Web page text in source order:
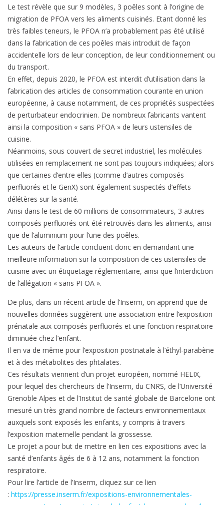
Le test révèle que sur 9 modèles, 3 poêles sont à l’origine de
migration de PFOA vers les aliments cuisinés. Etant donné les
très faibles teneurs, le PFOA n’a probablement pas été utilisé
dans la fabrication de ces poêles mais introduit de façon
accidentelle lors de leur conception, de leur conditionnement ou
du transport.
En effet, depuis 2020, le PFOA est interdit d’utilisation dans la
fabrication des articles de consommation courante en union
européenne, à cause notamment, de ces propriétés suspectées
de perturbateur endocrinien. De nombreux fabricants vantent
ainsi la composition « sans PFOA » de leurs ustensiles de
cuisine.
Néanmoins, sous couvert de secret industriel, les molécules
utilisées en remplacement ne sont pas toujours indiquées; alors
que certaines d’entre elles (comme d’autres composés
perfluorés et le GenX) sont également suspectés d’effets
délétères sur la santé.
Ainsi dans le test de 60 millions de consommateurs, 3 autres
composés perfluorés ont été retrouvés dans les aliments, ainsi
que de l’aluminium pour l’une des poêles.
Les auteurs de l’article concluent donc en demandant une
meilleure information sur la composition de ces ustensiles de
cuisine avec un étiquetage réglementaire, ainsi que l’interdiction
de l’allégation « sans PFOA ».
De plus, dans un récent article de l’Inserm, on apprend que de
nouvelles données suggèrent une association entre l’exposition
prénatale aux composés perfluorés et une fonction respiratoire
diminuée chez l’enfant.
Il en va de même pour l’exposition postnatale à l’éthyl-parabène
et à des métabolites des phtalates.
Ces résultats viennent d’un projet européen, nommé HELIX,
pour lequel des chercheurs de l’Inserm, du CNRS, de l’Université
Grenoble Alpes et de l’Institut de santé globale de Barcelone ont
mesuré un très grand nombre de facteurs environnementaux
auxquels sont exposés les enfants, y compris à travers
l’exposition maternelle pendant la grossesse.
Le projet a pour but de mettre en lien ces expositions avec la
santé d’enfants âgés de 6 à 12 ans, notamment la fonction
respiratoire.
Pour lire l’article de l’Inserm, cliquez sur ce lien
: https://presse.inserm.fr/expositions-environnementales-